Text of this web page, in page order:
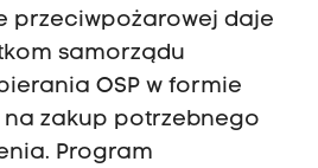
przeciwpożarowej daje
samorządu
OSP w formie
zakup potrzebnego
Program